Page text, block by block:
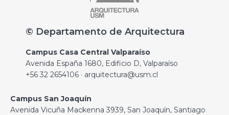
© Departamento de Arquitectura
Campus Casa Central Valparaíso
Avenida España 1680, Edificio D, Valparaíso
+56 32 2654106 · arquitectura@usm.cl
Campus San Joaquín
Avenida Vicuña Mackenna 3939, San Joaquín, Santiago